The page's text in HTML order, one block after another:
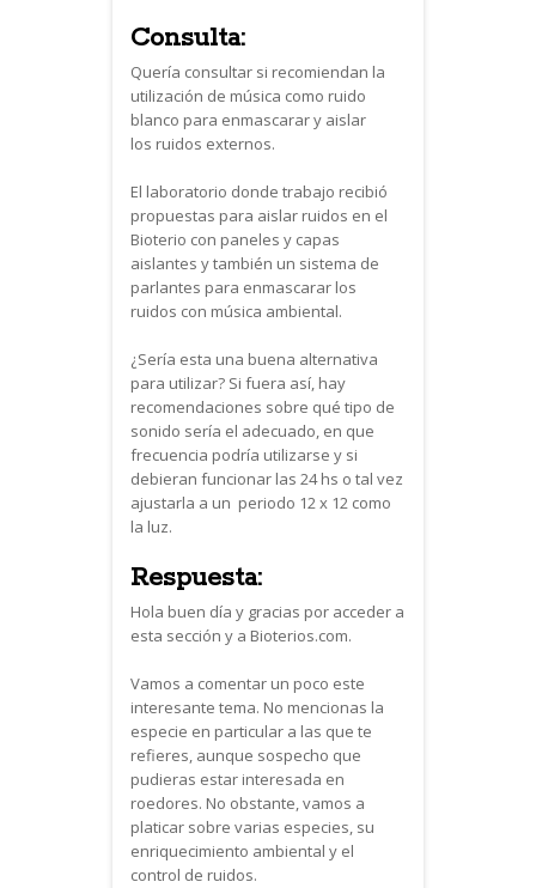
Consulta:
Quería consultar si recomiendan la
utilización de música como ruido
blanco para enmascarar y aislar
los ruidos externos.
El laboratorio donde trabajo recibió
propuestas para aislar ruidos en el
Bioterio con paneles y capas
aislantes y también un sistema de
parlantes para enmascarar los
ruidos con música ambiental.
¿Sería esta una buena alternativa
para utilizar? Si fuera así, hay
recomendaciones sobre qué tipo de
sonido sería el adecuado, en que
frecuencia podría utilizarse y si
debieran funcionar las 24 hs o tal vez
ajustarla a un periodo 12 x 12 como
la luz.
Respuesta:
Hola buen día y gracias por acceder a
esta sección y a Bioterios.com.
Vamos a comentar un poco este
interesante tema. No mencionas la
especie en particular a las que te
refieres, aunque sospecho que
pudieras estar interesada en
roedores. No obstante, vamos a
platicar sobre varias especies, su
enriquecimiento ambiental y el
control de ruidos.